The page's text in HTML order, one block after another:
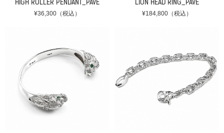
HIGH ROLLER PENDANT_PAVE
¥36,300（税込）
LION HEAD RING_PAVE
¥184,800（税込）